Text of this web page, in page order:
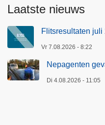
Laatste nieuws
Flitsresultaten juli
Vr 7.08.2026 - 8:22
Nepagenten
Di 4.08.2026 - 11:05